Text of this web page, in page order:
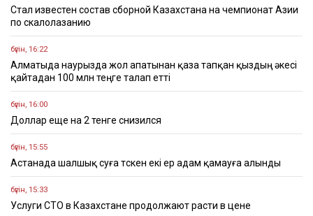
Стал известен состав сборной Казахстана на чемпионат Азии
по скалолазанию
бүгін, 16:22
Алматыда наурызда жол апатынан қаза тапқан қыздың әкесі
қайтадан 100 млн теңге талап етті
бүгін, 16:00
Доллар еще на 2 тенге снизился
бүгін, 15:55
Астанада шалшық суға түскен екі ер адам қамауға алынды
бүгін, 15:33
Услуги СТО в Казахстане продолжают расти в цене